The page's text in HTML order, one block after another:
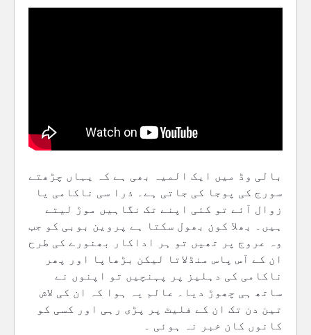
بالی وڈ میں ایک المیہ بھی ہے کہ یہاں چڑھتے
سورج کی پوجا کی جاتی ہے۔ ذرا سی ناکامی یا
زوال آئے تو کئی اپنے تک نگاہیں موڑ لیتے
ہیں۔ بھلا کون بھول سکتا ہے پروین بوبی کو جب
وہ عروج پر تھیں تو ہر اداکار بھنورے کی طرح
ان کے آس پاس منڈلاتا لیکن بڑھاپا اور پھر
ناکامی کی دہلیز پر پہنچیں تو اپنوں نے
ساتھ ہی چھوڑ دیا۔ عالم یہ ہوا کہ ان کی لاش
تین دن تک ان کے فلیٹ پر پڑی رہی اور کسی کو
کانوں کان خبر نہ ہوئی ۔